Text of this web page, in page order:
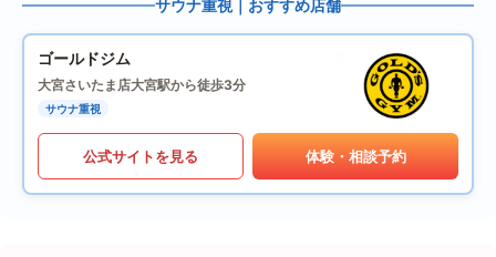
サウナ重視｜おすすめ店舗
ゴールドジム
大宮さいたま店大宮駅から徒歩3分
サウナ重視
公式サイトを見る 体験・相談予約